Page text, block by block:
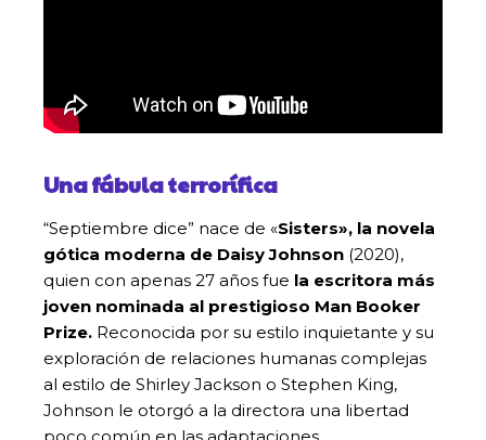
Una fábula terrorífica
“Septiembre dice” nace de «Sisters», la novela
gótica moderna de Daisy Johnson (2020),
quien con apenas 27 años fue la escritora más
joven nominada al prestigioso Man Booker
Prize. Reconocida por su estilo inquietante y su
exploración de relaciones humanas complejas
al estilo de Shirley Jackson o Stephen King,
Johnson le otorgó a la directora una libertad
poco común en las adaptaciones